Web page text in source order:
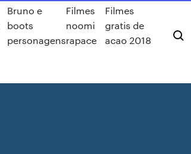
Bruno e
boots
personagens
Filmes
noomi
rapace
Filmes
gratis de
acao 2018